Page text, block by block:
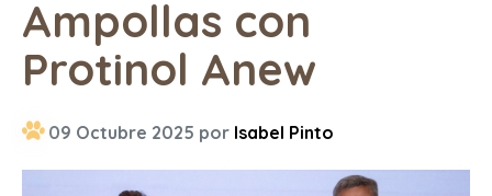
Ampollas con
Protinol Anew
09 Octubre 2025 por Isabel Pinto